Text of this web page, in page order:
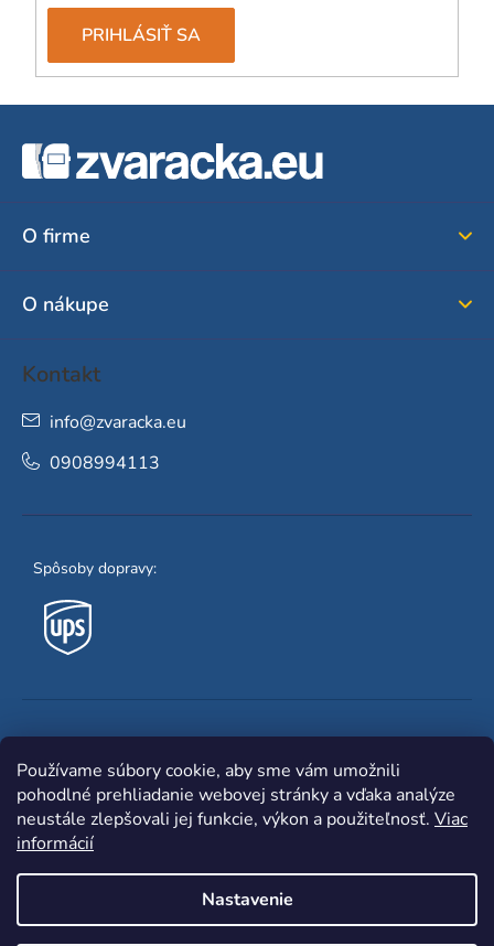
Používame súbory cookie, aby sme vám umožnili
pohodlné prehliadanie webovej stránky a vďaka analýze
neustále zlepšovali jej funkcie, výkon a použiteľnosť. Viac
informácií
Nastavenie
PRIHLÁSIŤ SA
O firme
O nákupe
Kontakt
info@zvaracka.eu
0908994113
Spôsoby dopravy:
Shoptet |mime digital